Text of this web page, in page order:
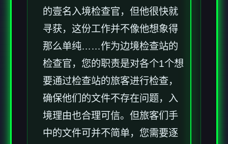
的壹名入境检查官，但他很快就
寻获，这份工作并不像他想象得
那么单纯……作为边境检查站的
检查官，您的职责是对各个1个想
要通过检查站的旅客进行检查，
确保他们的文件不存在问题，入
境理由也合理可信。但旅客们手
中的文件可并不简单，您需要逐